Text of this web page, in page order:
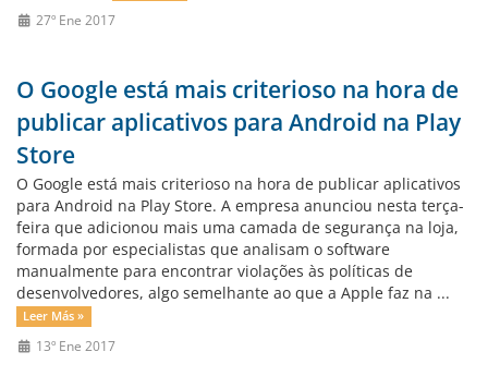
27º Ene 2017
O Google está mais criterioso na hora de
publicar aplicativos para Android na Play
Store
O Google está mais criterioso na hora de publicar aplicativos
para Android na Play Store. A empresa anunciou nesta terça-
feira que adicionou mais uma camada de segurança na loja,
formada por especialistas que analisam o software
manualmente para encontrar violações às políticas de
desenvolvedores, algo semelhante ao que a Apple faz na ...
Leer Más »
13º Ene 2017